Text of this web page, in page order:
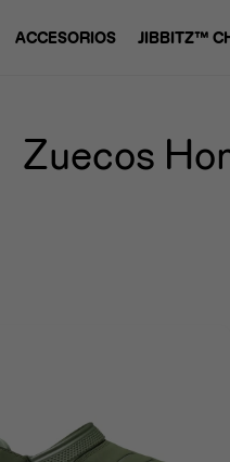
ACCESORIOS JIBBITZ™
Zuecos